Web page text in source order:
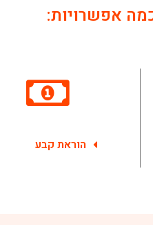
אפשרויות:
הוראת קבע